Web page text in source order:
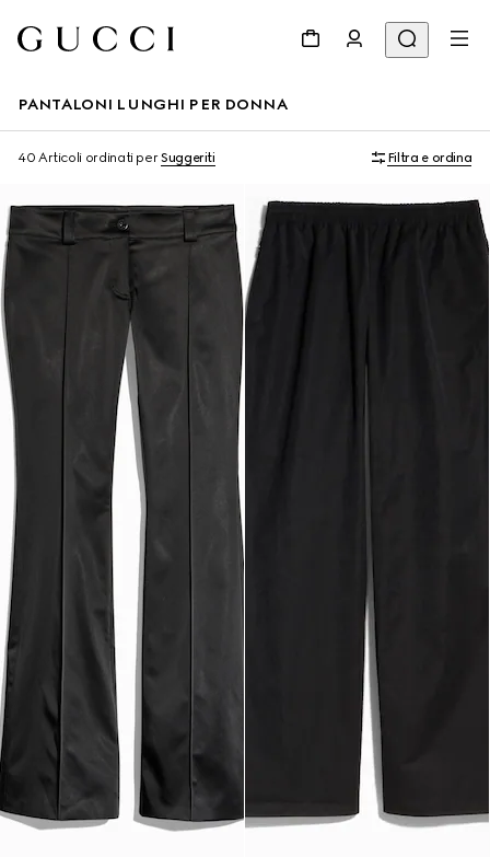
PANTALONI LUNGHI PER DONNA
40 Articoli ordinati perSuggeriti Filtra e ordina